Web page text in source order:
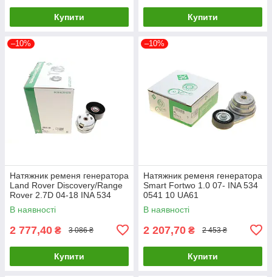
Купити Купити
–10%
Натяжник ременя генератора
Land Rover Discovery/Range
Rover 2.7D 04-18 INA 534
0681 10 UA61
В наявності
2 777,40 ₴ 3 086 ₴
Купити
–10%
Натяжник ременя генератора
Smart Fortwo 1.0 07- INA 534
0541 10 UA61
В наявності
2 207,70 ₴ 2 453 ₴
Купити